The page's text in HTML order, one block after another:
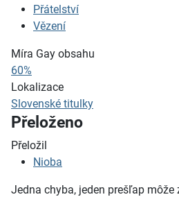
Přátelství
Vězení
Míra Gay obsahu
60%
Lokalizace
Slovenské titulky
Přeloženo
Přeložil
Nioba
Jedna chyba, jeden prešľap